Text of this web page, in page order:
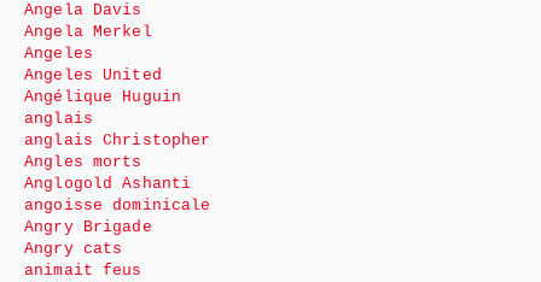
Angela Davis
Angela Merkel
Angeles
Angeles United
Angélique Huguin
anglais
anglais Christopher
Angles morts
Anglogold Ashanti
angoisse dominicale
Angry Brigade
Angry cats
animait feus